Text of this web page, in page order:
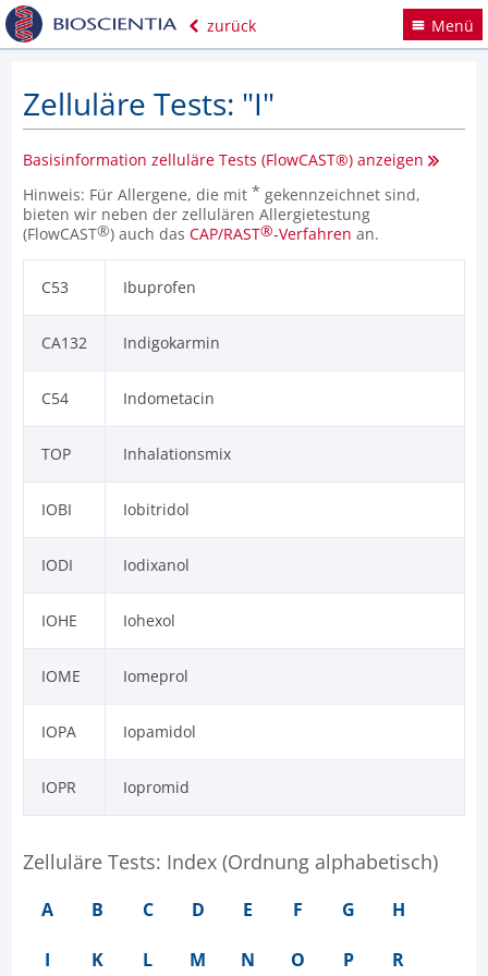
zurück Menü
Zelluläre Tests: "I"
Basisinformation zelluläre Tests (FlowCAST®) anzeigen
Hinweis: Für Allergene, die mit * gekennzeichnet sind,
bieten wir neben der zellulären Allergietestung
(FlowCAST®) auch das CAP/RAST®-Verfahren an.
C53 Ibuprofen
CA132 Indigokarmin
C54 Indometacin
TOP Inhalationsmix
IOBI Iobitridol
IODI Iodixanol
IOHE Iohexol
IOME Iomeprol
IOPA Iopamidol
IOPR Iopromid
Zelluläre Tests: Index (Ordnung alphabetisch)
A B C D E F G H
I K L M N O P R